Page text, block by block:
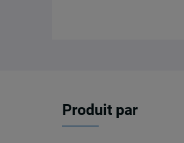
Produit par